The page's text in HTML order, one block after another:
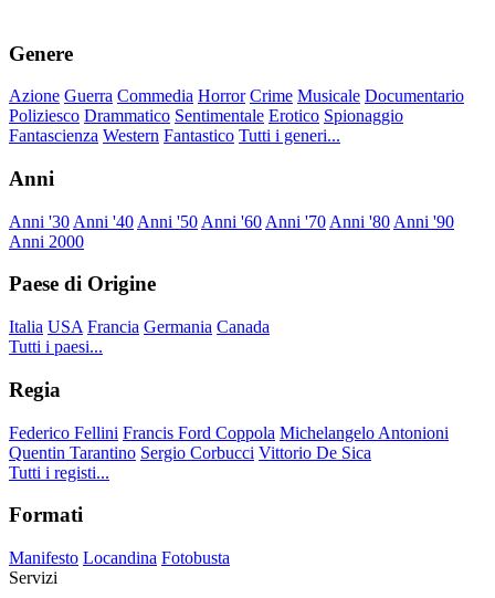
Genere
Azione Guerra Commedia Horror Crime Musicale Documentario
Poliziesco Drammatico Sentimentale Erotico Spionaggio
Fantascienza Western Fantastico Tutti i generi...
Anni
Anni '30 Anni '40 Anni '50 Anni '60 Anni '70 Anni '80 Anni '90
Anni 2000
Paese di Origine
Italia USA Francia Germania Canada
Tutti i paesi...
Regia
Federico Fellini Francis Ford Coppola Michelangelo Antonioni
Quentin Tarantino Sergio Corbucci Vittorio De Sica
Tutti i registi...
Formati
Manifesto Locandina Fotobusta
Servizi